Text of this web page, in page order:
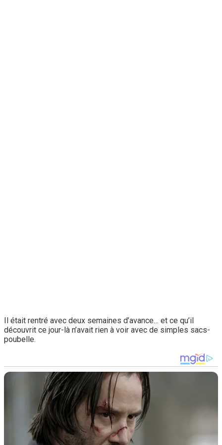
Il était rentré avec deux semaines d’avance… et ce qu’il
découvrit ce jour-là n’avait rien à voir avec de simples sacs-
poubelle.